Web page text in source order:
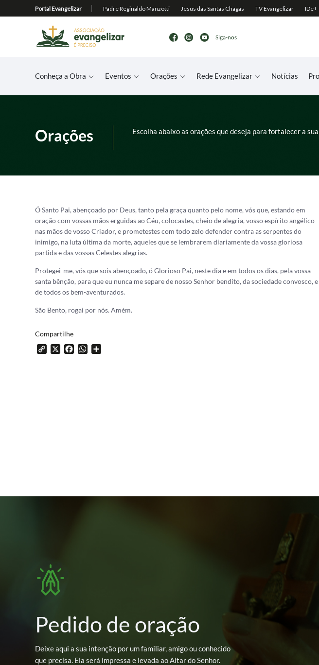
Siga-nos
Conheça a Obra Eventos Orações Rede Evangelizar Notícias
Orações Escolha abaixo as orações que deseja para fortalecer a
Ó Santo Pai, abençoado por Deus, tanto pela graça quanto pelo nome, vós que, estando em
oração com vossas mãos erguidas ao Céu, colocastes, cheio de alegria, vosso espírito angélico
nas mãos de vosso Criador, e prometestes com todo zelo defender contra as serpentes do
inimigo, na luta última da morte, aqueles que se lembrarem diariamente da vossa gloriosa
partida e das vossas Celestes alegrias.
Protegei-me, vós que sois abençoado, ó Glorioso Pai, neste dia e em todos os dias, pela vossa
santa bênção, para que eu nunca me separe de nosso Senhor bendito, da sociedade convosco, e
de todos os bem-aventurados.
São Bento, rogai por nós. Amém.
Compartilhe
Copy
FacebookWhatsApp
Pedido de oração
Deixe aqui a sua intenção por um familiar, amigo ou conhecido
que precisa. Ela será impressa e levada ao Altar do Senhor.